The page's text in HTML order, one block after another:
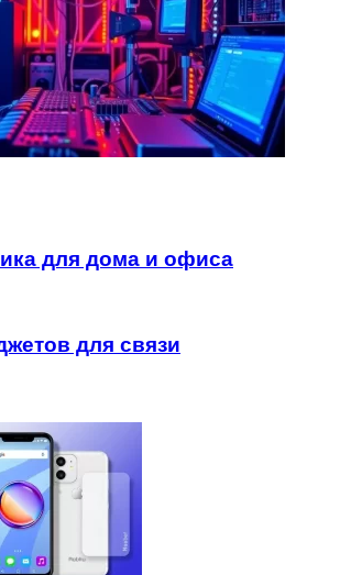
для дома и офиса
для связи